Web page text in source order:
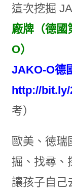
這次挖掘
廠牌（德國
O）
JAKO-O德
http://
考）
歐美、徳瑞
掘、找尋、
讓孩子自己